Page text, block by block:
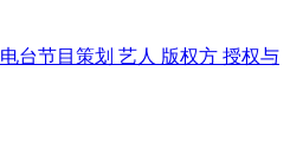
电台节目策划 艺人 版权方 授权与